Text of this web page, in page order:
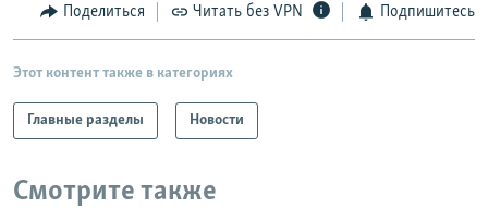
Поделиться Читать без VPN Подпишитесь
Этот контент также в категориях
Главные разделы Новости
Смотрите также